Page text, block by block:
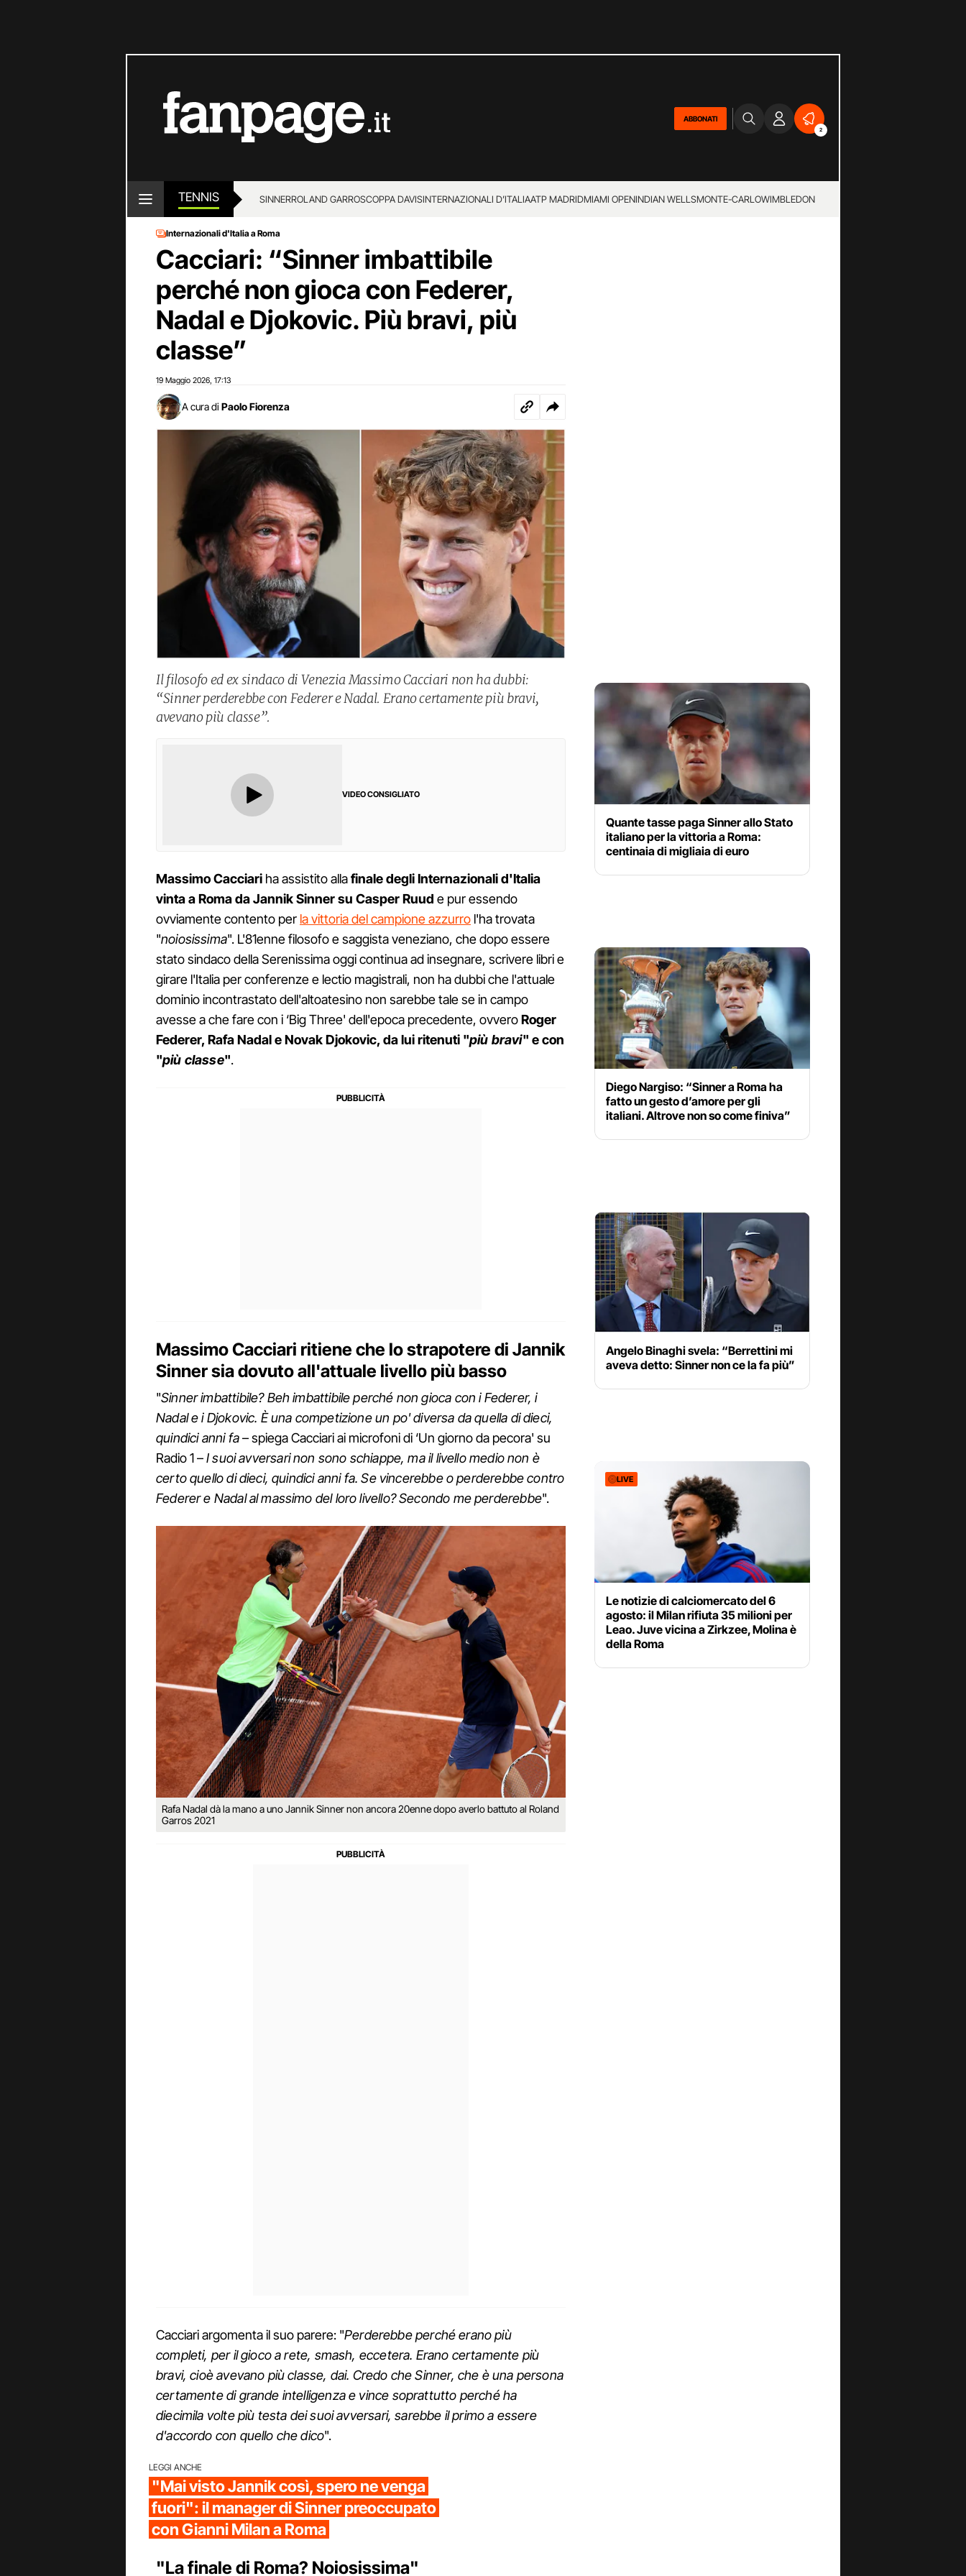
ABBONATI
2
TENNIS SINNERROLAND GARROSCOPPA DAVISINTERNAZIONALI D’ITALIAATP MADRIDMIAMI OPENINDIAN WELLSMONTE-CARLOWIMBLEDON
Internazionali d'Italia a Roma
Cacciari: “Sinner imbattibile
perché non gioca con Federer,
Nadal e Djokovic. Più bravi, più
classe”
19 Maggio 2026 17:13
A cura di Paolo Fiorenza
Il filosofo ed ex sindaco di Venezia Massimo Cacciari non ha dubbi:
“Sinner perderebbe con Federer e Nadal. Erano certamente più bravi,
avevano più classe”.
VIDEO CONSIGLIATO
Massimo Cacciari ha assistito allafinale degli Internazionali d'Italia
vinta a Roma da Jannik Sinner su Casper Ruud e pur essendo
ovviamente contento per la vittoria del campione azzurro l'ha trovata
"noiosissima". L'81enne filosofo e saggista veneziano, che dopo essere
stato sindaco della Serenissima oggi continua ad insegnare, scrivere libri e
girare l'Italia per conferenze e lectio magistrali, non ha dubbi che l'attuale
dominio incontrastato dell'altoatesino non sarebbe tale se in campo
avesse a che fare con i ‘Big Three' dell'epoca precedente, ovveroRoger
Federer, Rafa Nadal e Novak Djokovic, da lui ritenuti "più bravi" e con
"più classe".
Massimo Cacciari ritiene che lo strapotere di Jannik
Sinner sia dovuto all'attuale livello più basso
"Sinner imbattibile? Beh imbattibile perché non gioca con i Federer, i
Nadal e i Djokovic. È una competizione un po' diversa da quella di dieci,
quindici anni fa– spiega Cacciari ai microfoni di ‘Un giorno da pecora' su
Radio 1 –I suoi avversari non sono schiappe, ma il livello medio non è
certo quello di dieci, quindici anni fa. Se vincerebbe o perderebbe contro
Federer e Nadal al massimo del loro livello? Secondo me perderebbe".
Rafa Nadal dà la mano a uno Jannik Sinner non ancora 20enne dopo averlo battuto al Roland
Garros 2021
Cacciari argomenta il suo parere: "Perderebbe perché erano più
completi, per il gioco a rete, smash, eccetera. Erano certamente più
bravi, cioè avevano più classe, dai. Credo che Sinner, che è una persona
certamente di grande intelligenza e vince soprattutto perché ha
diecimila volte più testa dei suoi avversari, sarebbe il primo a essere
d'accordo con quello che dico".
LEGGI ANCHE
"Mai visto Jannik così, spero ne venga
fuori": il manager di Sinner preoccupato
con Gianni Milan a Roma
"La finale di Roma? Noiosissima"
Quante tasse paga Sinner allo Stato
italiano per la vittoria a Roma:
centinaia di migliaia di euro
Diego Nargiso: “Sinner a Roma ha
fatto un gesto d’amore per gli
italiani. Altrove non so come finiva”
Angelo Binaghi svela: “Berrettini mi
aveva detto: Sinner non ce la fa più”
LIVE
Le notizie di calciomercato del 6
agosto: il Milan rifiuta 35 milioni per
Leao. Juve vicina a Zirkzee, Molina è
della Roma